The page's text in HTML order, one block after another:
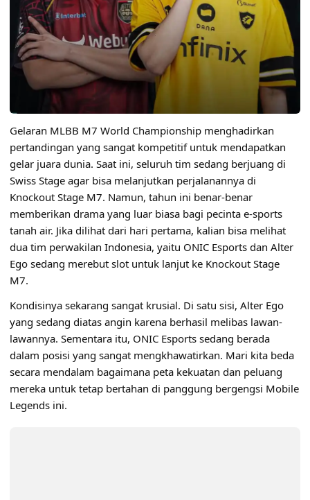
Gelaran MLBB M7 World Championship menghadirkan
pertandingan yang sangat kompetitif untuk mendapatkan
gelar juara dunia. Saat ini, seluruh tim sedang berjuang di
Swiss Stage agar bisa melanjutkan perjalanannya di
Knockout Stage M7. Namun, tahun ini benar-benar
memberikan drama yang luar biasa bagi pecinta e-sports
tanah air. Jika dilihat dari hari pertama, kalian bisa melihat
dua tim perwakilan Indonesia, yaitu ONIC Esports dan Alter
Ego sedang merebut slot untuk lanjut ke Knockout Stage
M7.
Kondisinya sekarang sangat krusial. Di satu sisi, Alter Ego
yang sedang diatas angin karena berhasil melibas lawan-
lawannya. Sementara itu, ONIC Esports sedang berada
dalam posisi yang sangat mengkhawatirkan. Mari kita beda
secara mendalam bagaimana peta kekuatan dan peluang
mereka untuk tetap bertahan di panggung bergengsi Mobile
Legends ini.